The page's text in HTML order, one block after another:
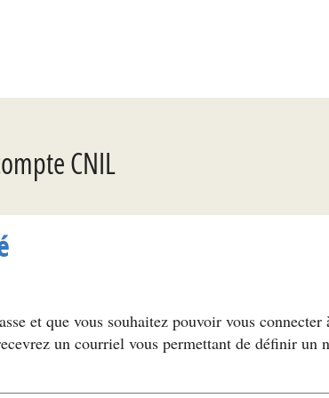
CNIL
et que vous souhaitez pouvoir vous
un courriel vous permettant de définir un